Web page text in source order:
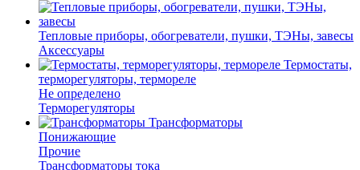
Тепловые приборы, обогреватели, пушки, ТЭНы, завесы
Аксессуары
Термостаты,
терморегуляторы, термореле
Не определено
Терморегуляторы
Трансформаторы
Понижающие
Прочие
Трансформаторы тока